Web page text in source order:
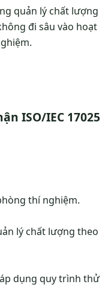
quản lý chất lượng
đi sâu vào hoạt
ISO/IEC 17025
thí nghiệm.
lý chất lượng theo
dụng quy trình thử